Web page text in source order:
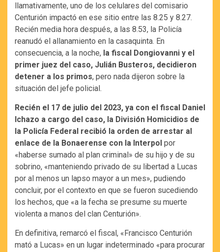
llamativamente, uno de los celulares del comisario
Centurión impactó en ese sitio entre las 8.25 y 8.27.
Recién media hora después, a las 8.53, la Policía
reanudó el allanamiento en la casaquinta. En
consecuencia, a la noche, la fiscal Dongiovanni y el
primer juez del caso, Julián Busteros, decidieron
detener a los primos, pero nada dijeron sobre la
situación del jefe policial.
Recién el 17 de julio del 2023, ya con el fiscal Daniel
Ichazo a cargo del caso, la División Homicidios de
la Policía Federal recibió la orden de arrestar al
enlace de la Bonaerense con la Interpol por
«haberse sumado al plan criminal» de su hijo y de su
sobrino, «manteniendo privado de su libertad a Lucas
por al menos un lapso mayor a un mes», pudiendo
concluir, por el contexto en que se fueron sucediendo
los hechos, que «a la fecha se presume su muerte
violenta a manos del clan Centurión».
En definitiva, remarcó el fiscal, «Francisco Centurión
mató a Lucas» en un lugar indeterminado «para procurar